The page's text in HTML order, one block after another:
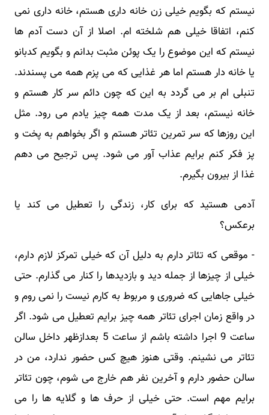
نیستم که بگویم خیلی زن خانه داری هستم، خانه داری نمی
کنم، اتفاقا خیلی هم شلخته ام. اصلا از آن دست آدم ها
نیستم که این موضوع را یک پوئن مثبت بدانم و بگویم کدبانو
یا خانه دار هستم اما هر غذایی که می پزم همه می پسندند.
تنبلی ام بر می گردد به این که چون دائم سر کار هستم و
خانه نیستم، بعد از یک مدت همه چیز یادم می رود. مثل
این روزها که سر تمرین تئاتر هستم و اگر بخواهم به پخت و
پز فکر کنم برایم عذاب آور می شود. پس ترجیح می دهم
غذا از بیرون بگیرم.
آدمی هستید که برای کار، زندگی را تعطیل می کند یا
برعکس؟
- موقعی که تئاتر دارم به دلیل آن که خیلی تمرکز لازم دارم،
خیلی از چیزها از جمله دید و بازدیدها را کنار می گذارم. حتی
خیلی جاهایی که ضروری و مربوط به کارم نیست را نمی روم و
در واقع زمان اجرای تئاتر همه چیز برایم تعطیل می شود. اگر
ساعت 9 اجرا داشته باشم از ساعت 5 بعدازظهر داخل سالن
تئاتر می نشینم. وقتی هنوز هیچ کس حضور ندارد، من در
سالن حضور دارم و آخرین نفر هم خارج می شوم، چون تئاتر
برایم مهم است. حتی خیلی از حرف ها و گلایه ها را می